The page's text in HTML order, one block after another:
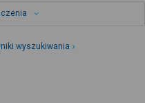
wyszukiwania